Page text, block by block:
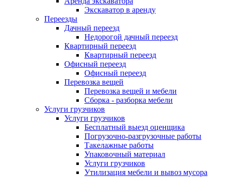
Экскаватор в аренду
Переезды
Дачный переезд
Недорогой дачный переезд
Квартирный переезд
Квартирный переезд
Офисный переезд
Офисный переезд
Перевозка вещей
Перевозка вещей и мебели
Сборка - разборка мебели
Услуги грузчиков
Услуги грузчиков
Бесплатный выезд оценщика
Погрузочно-разгрузочные работы
Такелажные работы
Упаковочный материал
Услуги грузчиков
Утилизация мебели и вывоз мусора